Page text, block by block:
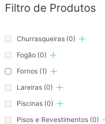
Filtro de Produtos
Churrasqueiras (0)
Fogão (0)
Fornos (1)
Lareiras (0)
Piscinas (0)
Pisos e Revestimentos (0)